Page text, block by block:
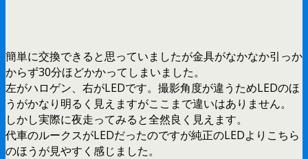
簡単に交換できると思っていましたが金具がなかなか引っか
からず30分ほどかかってしまいました。
左がハロゲン、右がLEDです。撮影角度が違うためLEDのほ
うがかなり明るく見えますがここまで違いはありません。
しかし実際に夜走ってみると全然良く見えます。
代車のルークスがLEDだったのですが純正のLEDよりこちら
のほうが見やすく感じました。